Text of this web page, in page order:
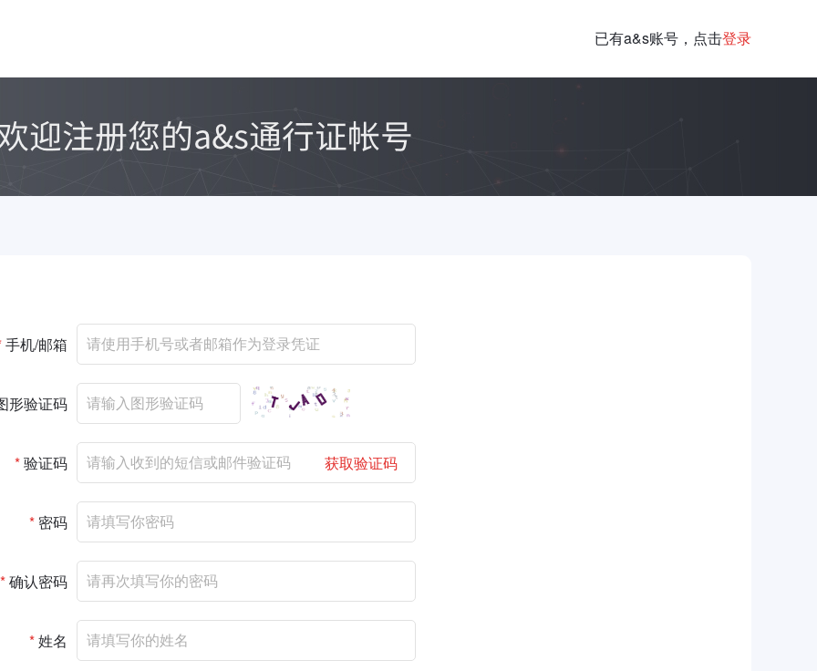
已有a&s账号，点击登录
手机/邮箱
形验证码
*验证码 获取验证码
* 密码
*确认密码
*姓名